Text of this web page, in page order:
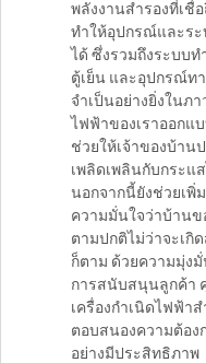
พลังงานสำรองที่เชื่
ทำให้อุปกรณ์และระ
ได้ ซึ่งรวมถึงระบบท
ตู้เย็น และอุปกรณ์ท
จำเป็นอย่างยิ่งในภ
ไฟฟ้าของเราออกแ
ช่วยให้เจ้าของบ้าน
เพลิดเพลินกับกระแ
นอกจากนี้ยังช่วยเพิ่
ความมั่นใจว่าบ้านข
ตามปกติไม่ว่าจะเกิ
ก็ตาม ด้วยความมุ่ง
การสนับสนุนลูกค้า
เครื่องกำเนิดไฟฟ้า
ตอบสนองความต้อ
อย่างมีประสิทธิภาพ